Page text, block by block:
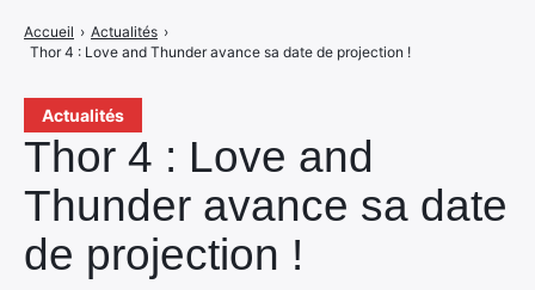
Actualités
Thor 4 : Love and
Thunder avance sa date
de projection !
Accueil › Actualités ›
Thor 4 : Love and Thunder avance sa date de projection !